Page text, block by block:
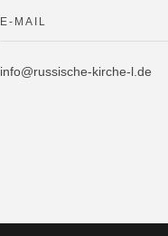
E-MAIL
info@russische-kirche-l.de